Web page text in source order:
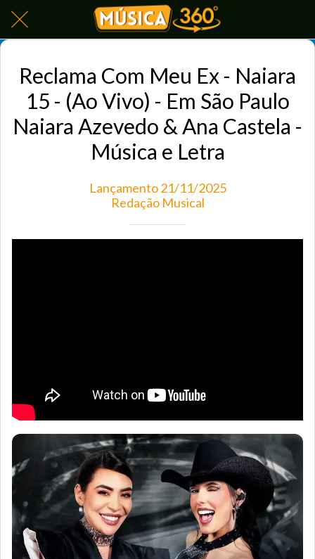
Reclama Com Meu Ex - Naiara
15 - (Ao Vivo) - Em São Paulo
Naiara Azevedo & Ana Castela -
Música e Letra
Lançamento 21/11/2025
Redação Musical